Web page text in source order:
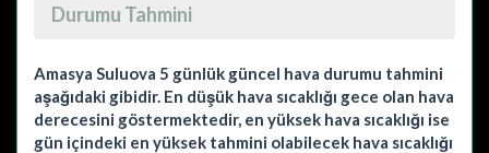
Durumu Tahmini
Amasya Suluova 5 günlük güncel hava durumu tahmini
aşağıdaki gibidir. En düşük hava sıcaklığı gece olan hava
derecesini göstermektedir, en yüksek hava sıcaklığı ise
gün içindeki en yüksek tahmini olabilecek hava sıcaklığı